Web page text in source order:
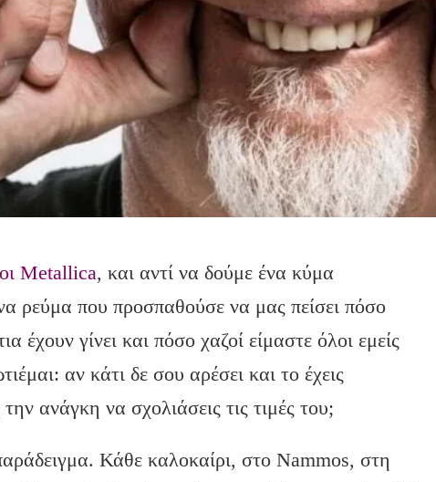
Metallica, και αντί να δούμε ένα κύμα
ρεύμα που προσπαθούσε να μας πείσει πόσο
έχουν γίνει και πόσο χαζοί είμαστε όλοι εμείς
αν κάτι δε σου αρέσει και το έχεις
την ανάγκη να σχολιάσεις τις τιμές του;
Κάθε καλοκαίρι, στο Nammos, στη